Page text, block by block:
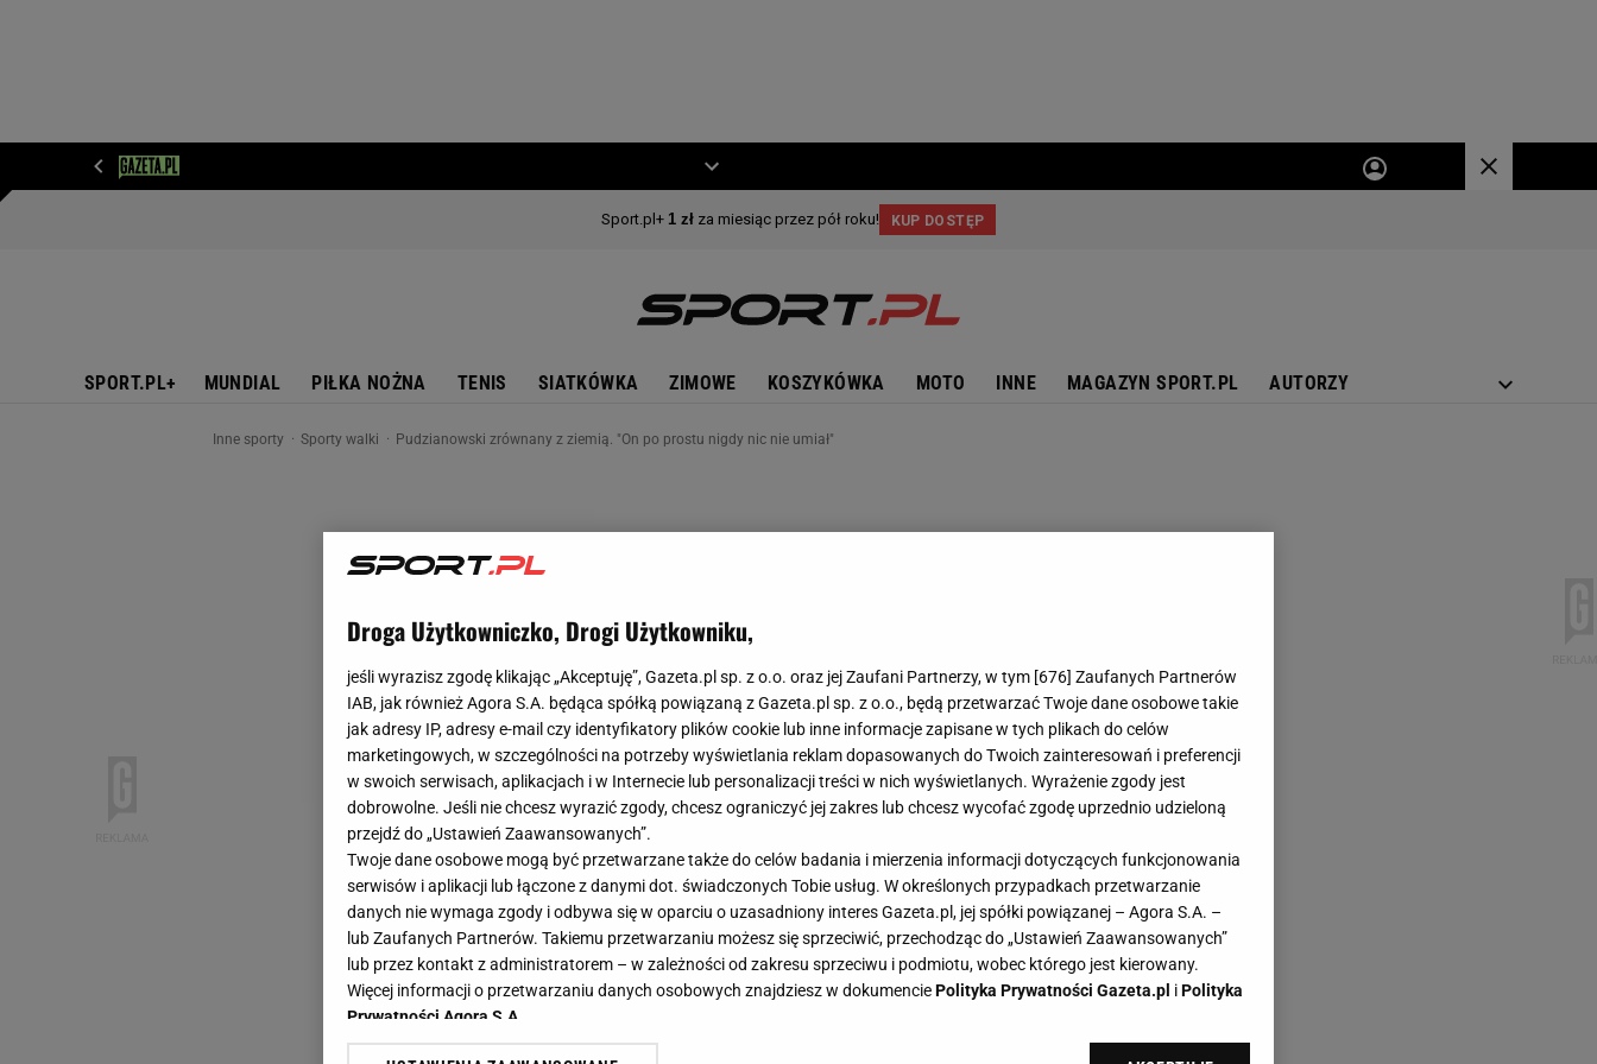
SPORT.PL+ MUNDIAL PIŁKA NOŻNA TENIS SIATKÓWKA ZIMOWE KOSZYKÓWKA MOTO INNE MAGAZYN SPORT.PL AUTORZY
Inne sporty Sporty walki Pudzianowski zrównany z ziemią. "On po prostu nigdy nic nie umiał"
Droga Użytkowniczko, Drogi Użytkowniku,
jeśli wyrazisz zgodę klikając „Akceptuję”, Gazeta.pl sp. z o.o. oraz jej Zaufani Partnerzy, w tym [676] Zaufanych Partnerów
IAB, jak również Agora S.A. będąca spółką powiązaną z Gazeta.pl sp. z o.o., będą przetwarzać Twoje dane osobowe takie
jak adresy IP, adresy e-mail czy identyfikatory plików cookie lub inne informacje zapisane w tych plikach do celów
marketingowych, w szczególności na potrzeby wyświetlania reklam dopasowanych do Twoich zainteresowań i preferencji
w swoich serwisach, aplikacjach i w Internecie lub personalizacji treści w nich wyświetlanych. Wyrażenie zgody jest
dobrowolne. Jeśli nie chcesz wyrazić zgody, chcesz ograniczyć jej zakres lub chcesz wycofać zgodę uprzednio udzieloną
przejdź do „Ustawień Zaawansowanych”.
Twoje dane osobowe mogą być przetwarzane także do celów badania i mierzenia informacji dotyczących funkcjonowania
serwisów i aplikacji lub łączone z danymi dot. świadczonych Tobie usług. W określonych przypadkach przetwarzanie
danych nie wymaga zgody i odbywa się w oparciu o uzasadniony interes Gazeta.pl, jej spółki powiązanej – Agora S.A. –
lub Zaufanych Partnerów. Takiemu przetwarzaniu możesz się sprzeciwić, przechodząc do „Ustawień Zaawansowanych”
lub przez kontakt z administratorem – w zależności od zakresu sprzeciwu i podmiotu, wobec którego jest kierowany.
Więcej informacji o przetwarzaniu danych osobowych znajdziesz w dokumenciePolityka Prywatności Gazeta.pl iPolityka
Prywatności Agora S.A.